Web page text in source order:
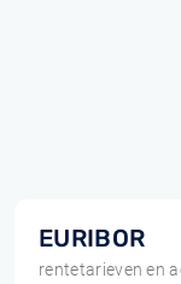
EURIBOR
rentetarieven en